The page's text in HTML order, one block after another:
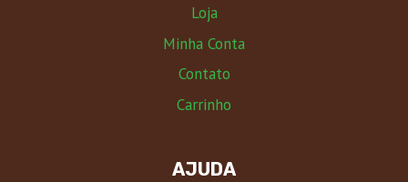
Loja
Minha Conta
Contato
Carrinho
AJUDA